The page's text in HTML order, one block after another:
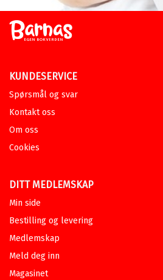
KUNDESERVICE
Spørsmål og svar
Kontakt oss
Om oss
Cookies
DITT MEDLEMSKAP
Min side
Bestilling og levering
Medlemskap
Meld deg inn
Magasinet